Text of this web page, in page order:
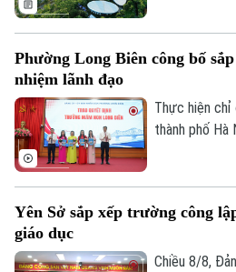
Âm nhạc
Phường Long Biên công bố
nhiệm lãnh đạo
Thực hiện chỉ
thành phố Hà
sở giáo dục
Yên Sở sắp xếp trường công
giáo dục
Chiều 8/8,